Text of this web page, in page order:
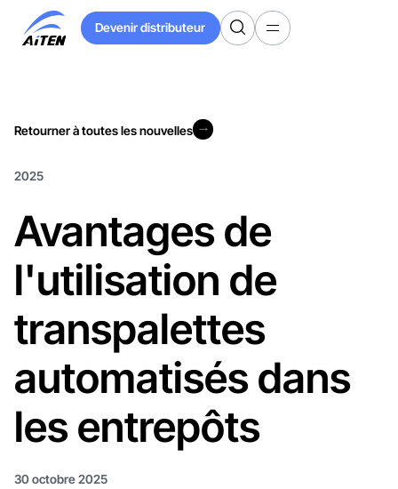
Main
Devenir distributeur
Devenir distributeur
Retourner à toutes les nouvelles
2025
Avantages de
l'utilisation de
transpalettes
automatisés dans
les entrepôts
30 octobre 2025